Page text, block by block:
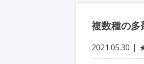
複数種の
2021.05.30